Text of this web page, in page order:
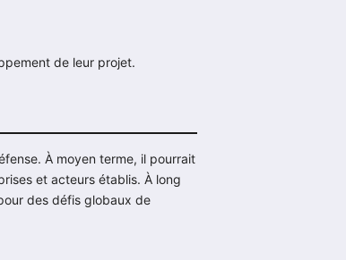
de leur projet.
À moyen terme, il pourrait
et acteurs établis. À long
des défis globaux de